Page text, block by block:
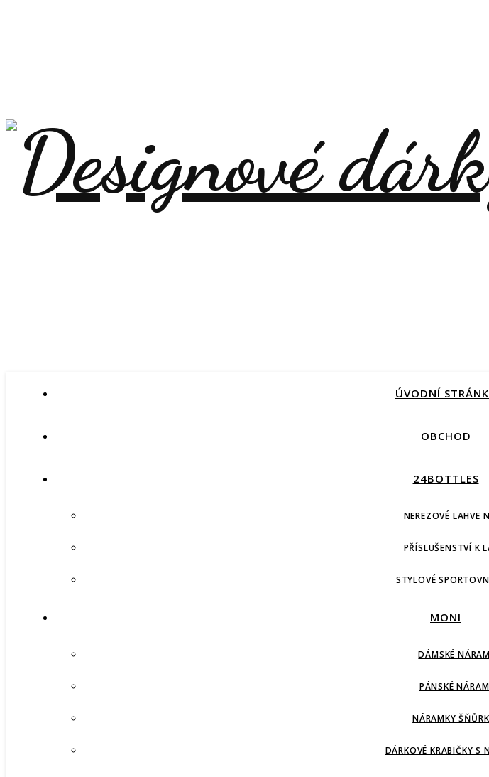
ÚVODNÍ
OBCHOD
24BOTTLES
NEREZOVÉ LAHVE
PŘÍSLUŠENSTVÍ K
STYLOVÉ
MONI
DÁMSKÉ
PÁNSKÉ
NÁRAMKY
DÁRKOVÉ KRABIČKY S